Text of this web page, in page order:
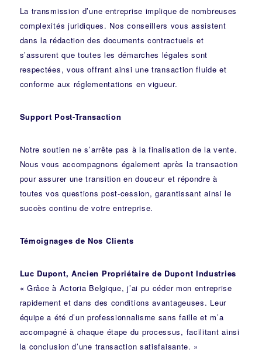
La transmission d’une entreprise implique de nombreuses
complexités juridiques. Nosconseillers vous assistent
dans la rédaction des documents contractuels et
s’assurent que toutes les démarches légales sont
respectées, vous offrant ainsi une transaction fluide et
conforme aux réglementations en vigueur.
Support Post-Transaction
Notre soutien ne s’arrête pas à la finalisation de la vente.
Nous vous accompagnons également après la transaction
pour assurer une transition en douceur et répondre à
toutes vos questions post-cession, garantissant ainsi le
succès continu de votre entreprise.
Témoignages de Nos Clients
Luc Dupont, Ancien Propriétaire de Dupont Industries
« Grâce à Actoria Belgique, j’ai pu céder mon entreprise
rapidement et dans des conditions avantageuses. Leur
équipe a été d’un professionnalisme sans faille et m’a
accompagné à chaque étape du processus, facilitant ainsi
la conclusion d’une transaction satisfaisante. »